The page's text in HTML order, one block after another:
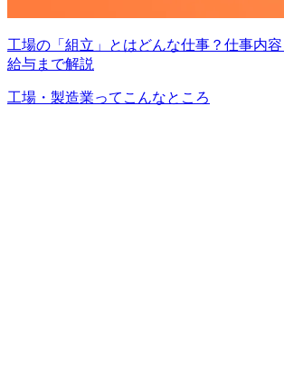
工場の「組立」とはどんな仕事？仕事内容
給与まで解説
工場・製造業ってこんなところ